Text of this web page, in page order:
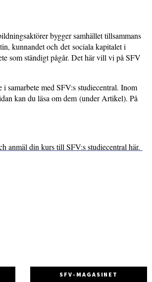
bygger samhället tillsammans
kunnandet och det sociala kapitalet i
som ständigt pågår. Det här vill vi på SFV
samarbete med SFV:s studiecentral. Inom
kan du läsa om dem (under Artikel). På
anmäl din kurs till SFV:s studiecentral här.
SFV-MAGASINET